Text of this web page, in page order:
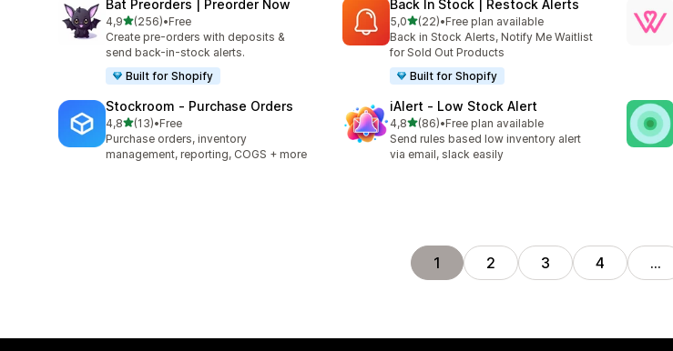
Bat Preorders | Preorder Now
4,9na 5 gwiazdek
(256)
Łączna liczba recenzji: 256
•Free
Create pre-orders with deposits &
send back-in-stock alerts.
Built for Shopify
Back In Stock | Restock Alerts
5,0na 5 gwiazdek
(22)
Łączna liczba recenzji: 22
•Free plan available
Back in Stock Alerts, Notify Me Waitlist
for Sold Out Products
Built for Shopify
Stockroom ‑ Purchase Orders
4,8na 5 gwiazdek
(13)
Łączna liczba recenzji: 13
•Free
Purchase orders, inventory
management, reporting, COGS + more
iAlert ‑ Low Stock Alert
4,8na 5 gwiazdek
(86)
Łączna liczba recenzji: 86
•Free plan available
Send rules based low inventory alert
via email, slack easily
1 2 3 4 …